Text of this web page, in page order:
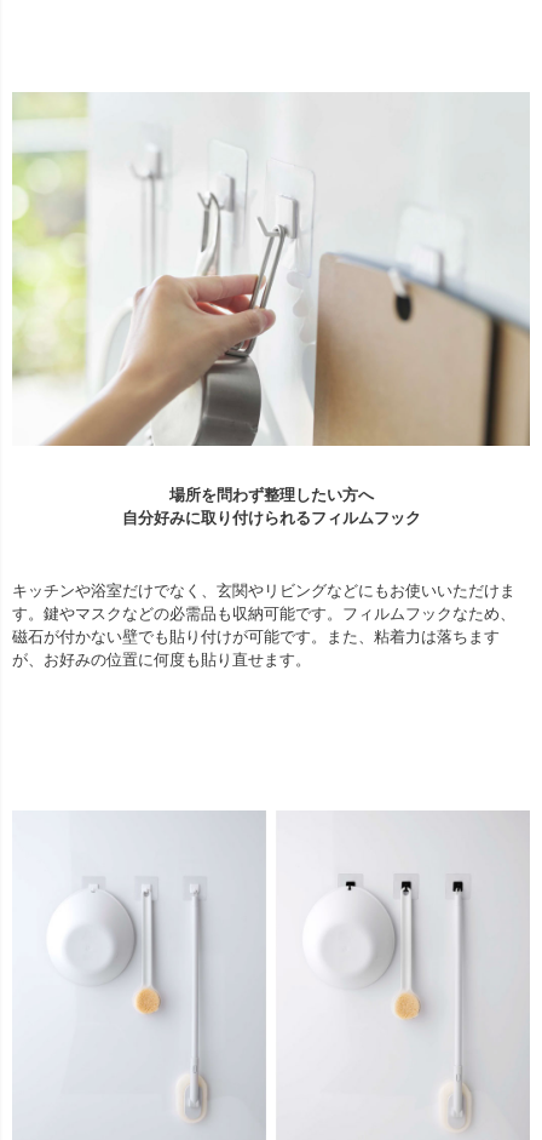
場所を問わず整理したい方へ
自分好みに取り付けられるフィルムフック
キッチンや浴室だけでなく、玄関やリビングなどにもお使いいただけま
す。鍵やマスクなどの必需品も収納可能です。フィルムフックなため、
磁石が付かない壁でも貼り付けが可能です。また、粘着力は落ちます
が、お好みの位置に何度も貼り直せます。